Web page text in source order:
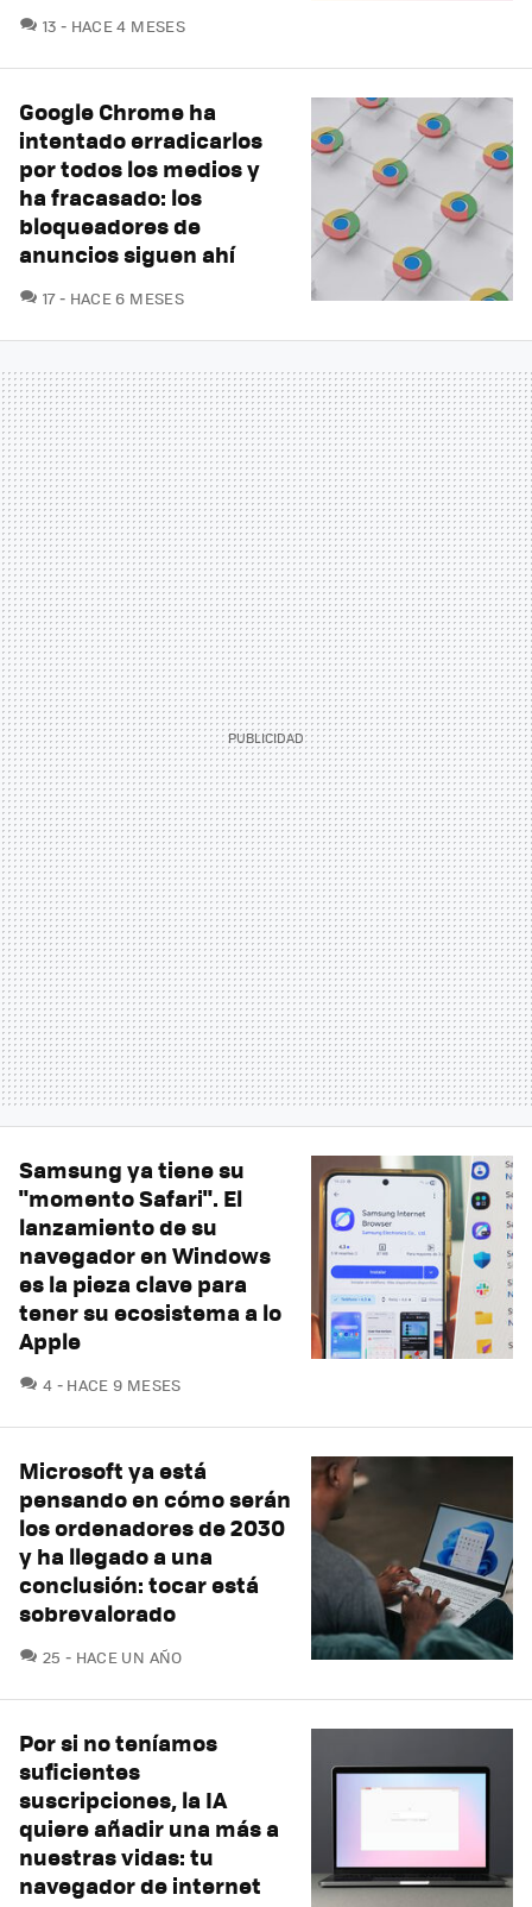
13 COMENTARIOS
HACE 4 MESES
Google Chrome ha
intentado erradicarlos
por todos los medios y
ha fracasado: los
bloqueadores de
anuncios siguen ahí
17COMENTARIOS
HACE 6 MESES
Samsung ya tiene su
"momento Safari". El
lanzamiento de su
navegador en Windows
es la pieza clave para
tener su ecosistema a lo
Apple
4 COMENTARIOS
HACE 9 MESES
Microsoft ya está
pensando en cómo serán
los ordenadores de 2030
y ha llegado a una
conclusión: tocar está
sobrevalorado
25 COMENTARIOS
HACE UN AÑO
Por si no teníamos
suficientes
suscripciones, la IA
quiere añadir una más a
nuestras vidas: tu
navegador de internet